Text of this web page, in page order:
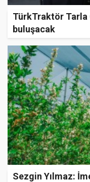
TürkTraktör
buluşacak
Sezgin Yılmaz: